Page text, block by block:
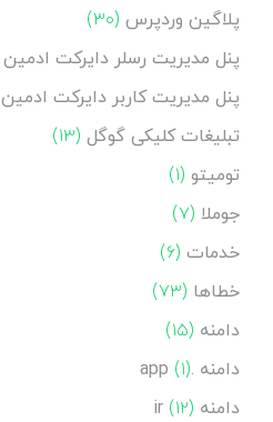
پلاگین وردپرس (۳۰)
پنل مدیریت رسلر دایرکت ادمین
پنل مدیریت کاربر دایرکت ادمین
تبلیغات کلیکی گوگل (۱۳)
تومیتو (۱)
جوملا (۷)
خدمات (۶)
خطاها (۷۳)
دامنه (۱۵)
دامنه .app(۱)
دامنه ir (۱۲)